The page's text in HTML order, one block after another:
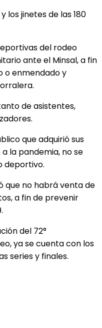
los jinetes de las 180
del rodeo
ante el Minsal, a fin
o enmendado y
de asistentes,
que adquirió sus
la pandemia, no se
deportivo.
que no habrá venta de
a fin de prevenir
del 72°
ya se cuenta con los
series y finales.